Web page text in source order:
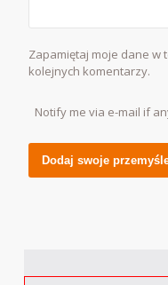
Zapamiętaj moje dane w
kolejnych komentarzy.
Notify me via e-mail if